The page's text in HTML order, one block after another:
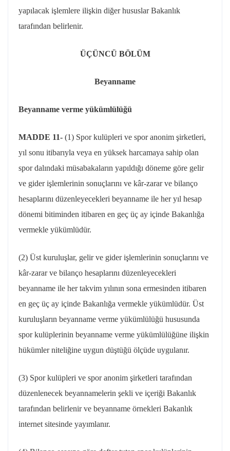
yapılacak işlemlere ilişkin diğer hususlar Bakanlık
tarafından belirlenir.
ÜÇÜNCÜ BÖLÜM
Beyanname
Beyanname verme yükümlülüğü
MADDE 11- (1) Spor kulüpleri ve spor anonim şirketleri,
yıl sonu itibarıyla veya en yüksek harcamaya sahip olan
spor dalındaki müsabakaların yapıldığı döneme göre gelir
ve gider işlemlerinin sonuçlarını ve kâr-zarar ve bilanço
hesaplarını düzenleyecekleri beyanname ile her yıl hesap
dönemi bitiminden itibaren en geç üç ay içinde Bakanlığa
vermekle yükümlüdür.
(2) Üst kuruluşlar, gelir ve gider işlemlerinin sonuçlarını ve
kâr-zarar ve bilanço hesaplarını düzenleyecekleri
beyanname ile her takvim yılının sona ermesinden itibaren
en geç üç ay içinde Bakanlığa vermekle yükümlüdür. Üst
kuruluşların beyanname verme yükümlülüğü hususunda
spor kulüplerinin beyanname verme yükümlülüğüne ilişkin
hükümler niteliğine uygun düştüğü ölçüde uygulanır.
(3) Spor kulüpleri ve spor anonim şirketleri tarafından
düzenlenecek beyannamelerin şekli ve içeriği Bakanlık
tarafından belirlenir ve beyanname örnekleri Bakanlık
internet sitesinde yayımlanır.